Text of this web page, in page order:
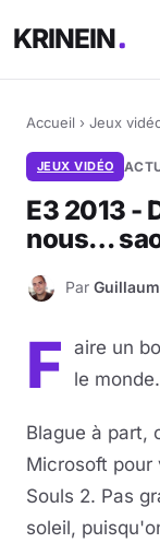
KRINEIN
Accueil › Jeux
JEUX VIDÉO
E3 2013 -
nous…
G Par
F aire un
le
Blague à part,
Microsoft pour
Souls 2. Pas
soleil,